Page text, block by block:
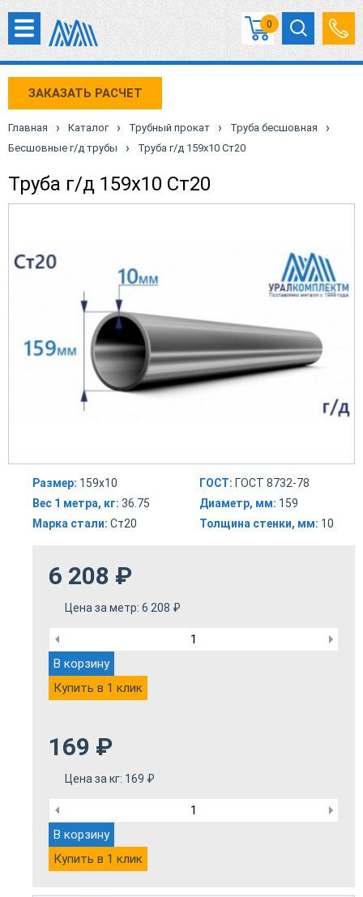
0
ЗАКАЗАТЬ РАСЧЕТ
Главная › Каталог › Трубный прокат › Труба бесшовная ›
Бесшовные г/д трубы › Труба г/д 159х10 Ст20
Труба г/д 159х10 Ст20
Размер: 159х10
Вес 1 метра, кг: 36.75
Марка стали: Ст20
ГОСТ: ГОСТ 8732-78
Диаметр, мм: 159
Толщина стенки, мм: 10
6 208 ₽
Цена за метр: 6 208 ₽
В корзину
Купить в 1 клик
169 ₽
Цена за кг: 169 ₽
В корзину
Купить в 1 клик